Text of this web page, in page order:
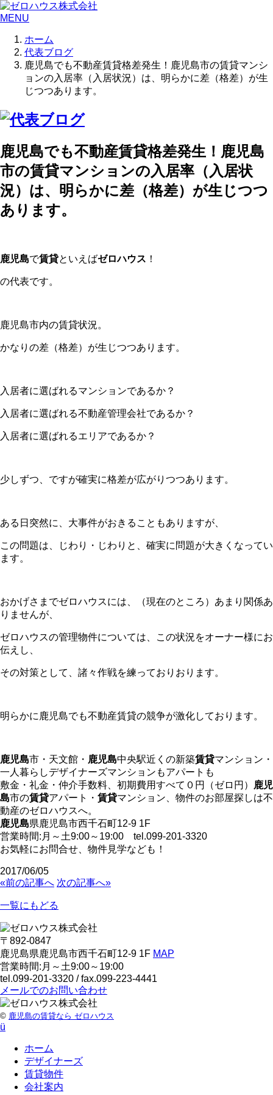
MENU
ホーム
代表ブログ
鹿児島でも不動産賃貸格差発生！鹿児島市の賃貸マンシ
ョンの入居率（入居状況）は、明らかに差（格差）が生
じつつあります。
鹿児島でも不動産賃貸格差発生！鹿児島
市の賃貸マンションの入居率（入居状
況）は、明らかに差（格差）が生じつつ
あります。
鹿児島で賃貸といえばゼロハウス ！
の代表です。
鹿児島市内の賃貸状況。
かなりの差（格差）が生じつつあります。
入居者に選ばれるマンションであるか？
入居者に選ばれる不動産管理会社であるか？
入居者に選ばれるエリアであるか？
少しずつ、ですが確実に格差が広がりつつあります。
ある日突然に、大事件がおきることもありますが、
この問題は、じわり・じわりと、確実に問題が大きくなってい
ます。
おかげさまでゼロハウスには、（現在のところ）あまり関係あ
りませんが、
ゼロハウスの管理物件については、この状況をオーナー様にお
伝えし、
その対策として、諸々作戦を練っておりおります。
明らかに鹿児島でも不動産賃貸の競争が激化しております。
鹿児島市・天文館・ 鹿児島中央駅近くの新築賃貸マンション・
一人暮らしデザイナーズマンションもアパートも
敷金・礼金・仲介手数料、初期費用すべて０円（ゼロ円）
鹿児
島市の賃貸アパート・ 賃貸マンション、物件のお部屋探しは不
動産のゼロハウスへ。
鹿児島県鹿児島市西千石町12-9 1F
営業時間:月～土9:00～19:00 tel.099-201-3320
お気軽にお問合せ、物件見学なども！
2017/06/05
«前の記事へ 次の記事へ»
一覧にもどる
〒892-0847
鹿児島県鹿児島市西千石町12-9 1F MAP
営業時間:月～土9:00～19:00
tel.099-201-3320 / fax.099-223-4441
メールでのお問い合わせ
© 鹿児島の賃貸なら ゼロハウス
ü
ホーム
デザイナーズ
賃貸物件
会社案内